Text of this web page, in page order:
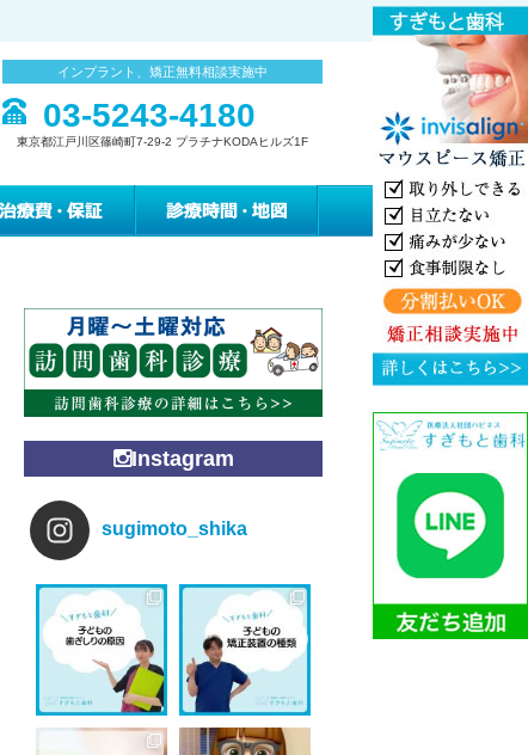
インプラント、矯正無料相談実施中
03-5243-4180
東京都江戸川区篠崎町7-29-2 プラチナKODAヒルズ1F
診療時間・地図
Instagram
sugimoto_shika